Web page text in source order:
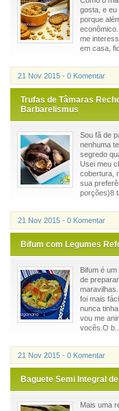
gosta, e
porque
me
em casa,
21 Nov 2015 - 0 Komentar
Trufas de Tâmaras
Barbarelismus
Sou fã de
nenhuma
segredo
Usei meu
cobertura,
sua
porções)8
21 Nov 2015 - 0 Komentar
Bifum com Legumes
Bifum é
de
foi mais
nunca
vou me
vocês.O b...
21 Nov 2015 - 0 Komentar
Baguete Semi Integral
Mais uma